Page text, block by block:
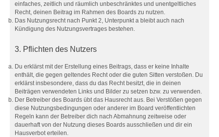
einfaches, zeitlich und räumlich unbeschränktes und unentgeltliches
Recht, deinen Beitrag im Rahmen des Boards zu nutzen.
Das Nutzungsrecht nach Punkt 2, Unterpunkt a bleibt auch nach
Kündigung des Nutzungsvertrages bestehen.
3. Pflichten des Nutzers
Du erklärst mit der Erstellung eines Beitrags, dass er keine Inhalte
enthält, die gegen geltendes Recht oder die guten Sitten verstoßen. Du
erklärst insbesondere, dass du das Recht besitzt, die in deinen
Beiträgen verwendeten Links und Bilder zu setzen bzw. zu verwenden.
Der Betreiber des Boards übt das Hausrecht aus. Bei Verstößen gegen
diese Nutzungsbedingungen oder anderer im Board veröffentlichten
Regeln kann der Betreiber dich nach Abmahnung zeitweise oder
dauerhaft von der Nutzung dieses Boards ausschließen und dir ein
Hausverbot erteilen.